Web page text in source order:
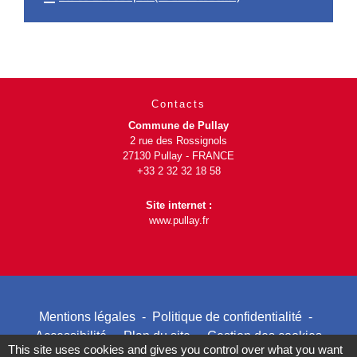
Contacts
Commune de Pullay
2 rue des Rossignols
27130 Pullay - FRANCE
+33 2 32 32 18 58
Site internet :
www.pullay.fr
Mentions légales - Politique de confidentialité -
Accessibilité - Plan du site - Gestion des cookies
This site uses cookies and gives you control over what you want